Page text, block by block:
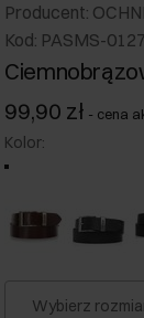
Producent:
Kod: PASMS-
99,90 zł - cena
Kolor:
Wybierz